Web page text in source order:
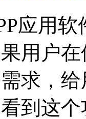
应用
用户
求，
到这